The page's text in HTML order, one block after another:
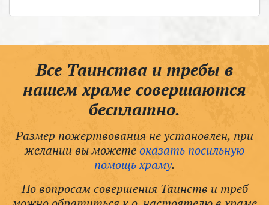
Все Таинства и требы в
нашем храме совершаются
бесплатно.
Размер пожертвования не установлен, при
желании вы можетеоказать посильную
помощь храму.
По вопросам совершения Таинств и треб